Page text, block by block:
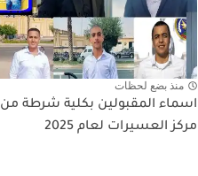
منذ بضع لحظات
اسماء المقبولين بكلية شرطة من
مركز العسيرات لعام 2025